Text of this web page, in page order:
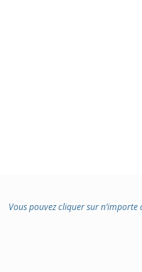
Vous pouvez cliquer sur